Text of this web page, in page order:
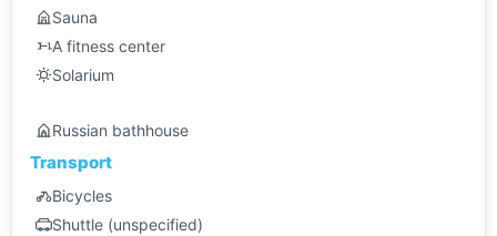
Sauna
A fitness center
Solarium
Russian bathhouse
Transport
Bicycles
Shuttle (unspecified)